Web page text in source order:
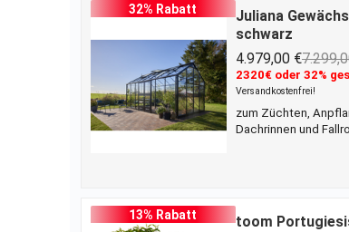
32% Rabatt
Juliana
schwarz
4.979,00 €
2320€ oder 32%
Versandkostenfrei!
zum Züchten,
Dachrinnen und
Gewächshaus
13% Rabatt
toom